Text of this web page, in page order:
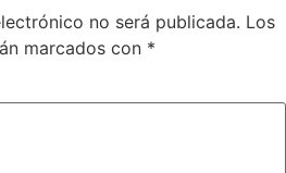
no será publicada. Los
marcados con *